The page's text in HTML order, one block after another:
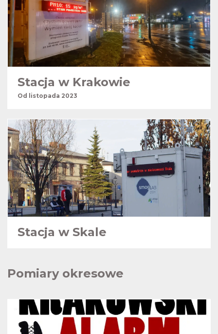
Stacja w Krakowie
Od listopada 2023
Stacja w Skale
Pomiary okresowe